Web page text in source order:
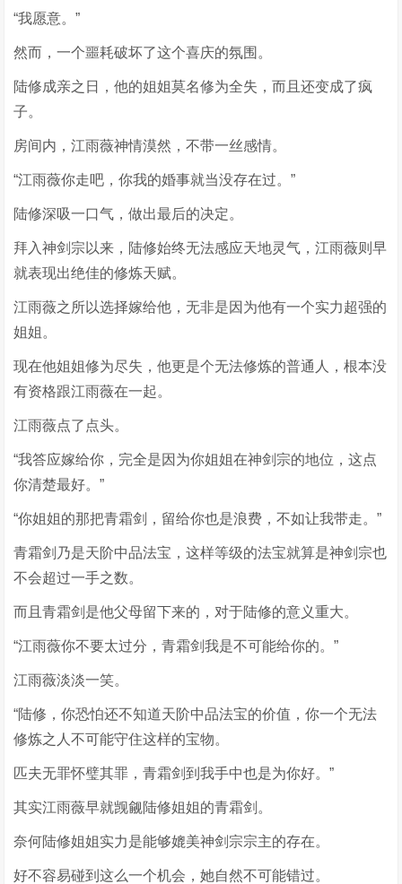
“我愿意。”
然而，一个噩耗破坏了这个喜庆的氛围。
陆修成亲之日，他的姐姐莫名修为全失，而且还变成了疯
子。
房间内，江雨薇神情漠然，不带一丝感情。
“江雨薇你走吧，你我的婚事就当没存在过。”
陆修深吸一口气，做出最后的决定。
拜入神剑宗以来，陆修始终无法感应天地灵气，江雨薇则早
就表现出绝佳的修炼天赋。
江雨薇之所以选择嫁给他，无非是因为他有一个实力超强的
姐姐。
现在他姐姐修为尽失，他更是个无法修炼的普通人，根本没
有资格跟江雨薇在一起。
江雨薇点了点头。
“我答应嫁给你，完全是因为你姐姐在神剑宗的地位，这点
你清楚最好。”
“你姐姐的那把青霜剑，留给你也是浪费，不如让我带走。”
青霜剑乃是天阶中品法宝，这样等级的法宝就算是神剑宗也
不会超过一手之数。
而且青霜剑是他父母留下来的，对于陆修的意义重大。
“江雨薇你不要太过分，青霜剑我是不可能给你的。”
江雨薇淡淡一笑。
“陆修，你恐怕还不知道天阶中品法宝的价值，你一个无法
修炼之人不可能守住这样的宝物。
匹夫无罪怀璧其罪，青霜剑到我手中也是为你好。”
其实江雨薇早就觊觎陆修姐姐的青霜剑。
奈何陆修姐姐实力是能够媲美神剑宗宗主的存在。
好不容易碰到这么一个机会，她自然不可能错过。